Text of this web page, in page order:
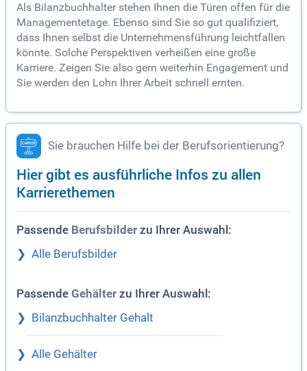
Als Bilanzbuchhalter stehen Ihnen die Türen offen für die
Managementetage. Ebenso sind Sie so gut qualifiziert,
dass Ihnen selbst die Unternehmensführung leichtfallen
könnte. Solche Perspektiven verheißen eine große
Karriere. Zeigen Sie also gern weiterhin Engagement und
Sie werden den Lohn Ihrer Arbeit schnell ernten.
Sie brauchen Hilfe bei der Berufsorientierung?
Hier gibt es ausführliche Infos zu allen
Karrierethemen
Passende Berufsbilder zu Ihrer Auswahl:
Alle Berufsbilder
Passende Gehälter zu Ihrer Auswahl:
Bilanzbuchhalter Gehalt
Alle Gehälter